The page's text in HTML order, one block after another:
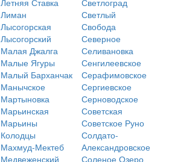
Летняя Ставка
Лиман
Лысогорская
Лысогорский
Малая Джалга
Малые Ягуры
Малый Барханчак
Манычское
Мартыновка
Марьинская
Марьины
Колодцы
Махмуд-Мектеб
Медвеженский
Светлоград
Светлый
Свобода
Северное
Селивановка
Сенгилеевское
Серафимовское
Сергиевское
Серноводское
Советская
Советское Руно
Солдато-
Александровское
Соленое Озеро